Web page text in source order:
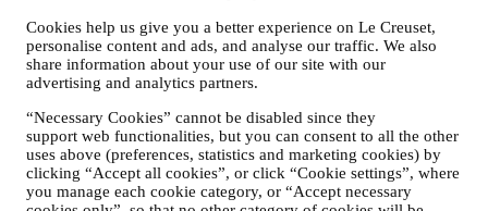
Cookies help us give you a better experience on Le Creuset,
personalise content and ads, and analyse our traffic. We also
share information about your use of our site with our
advertising and analytics partners.
“Necessary Cookies” cannot be disabled since they
support web functionalities, but you can consent to all the other
uses above (preferences, statistics and marketing cookies) by
clicking “Accept all cookies”, or click “Cookie settings”, where
you manage each cookie category, or “Accept necessary
gepersonaliseerde marketingcommunicatie en nieuws sturen
over initiatieven met betrekking tot Le Creuset die worden
gepromoot door de dochterondernemingen van de groep, en
lokale filialen en partners, die ook afhangen van uw
of sociale media, maar ook via geautomatiseerde middelen.
Dergelijke communicatie zal betrekking hebben op Le
Creuset-producten of op nieuwe winkelopeningen, exclusieve
evenementen, wedstrijden, enquêtes, demonstraties die
worden georganiseerd door Le Creuset of speciale